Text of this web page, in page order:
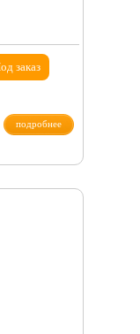
заказ
подробнее